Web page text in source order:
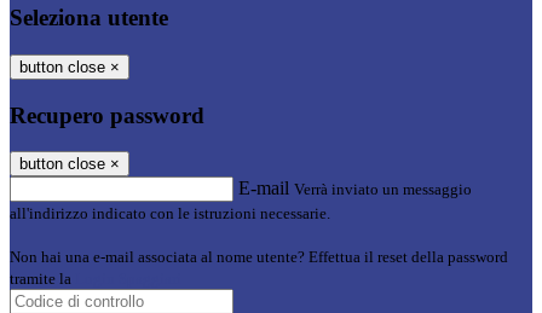
Seleziona utente
button close ×
Recupero password
button close ×
E-mail Verrà inviato un messaggio
all'indirizzo indicato con le istruzioni necessarie.
Non hai una e-mail associata al nome utente? Effettua il reset della password
tramite la